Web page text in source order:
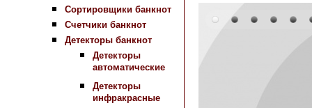
Сортировщики банкнот
Счетчики банкнот
Детекторы банкнот
Детекторы
автоматические
Детекторы
инфракрасные